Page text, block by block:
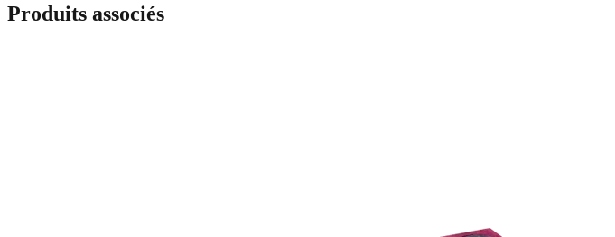
Produits associés